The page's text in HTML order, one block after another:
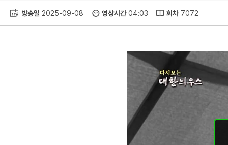
방송일 2025-09-08 영상시간04:03 회차 7072